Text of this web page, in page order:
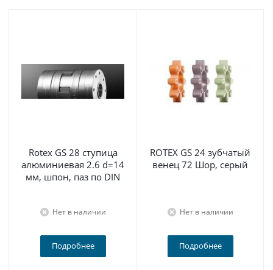
Rotex GS 28 ступица
алюминиевая 2.6 d=14
мм, шпон, паз по DIN
Нет в наличии
Подробнее
ROTEX GS 24 зубчатый
венец 72 Шор, серый
Нет в наличии
Подробнее